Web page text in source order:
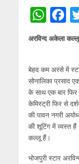
W
h
at
A
p
p
F
e
b
o
o
k
अरविन्द अकेला
बेहद कम अरसे में
सोनालिका प्रसाद
के साथ एक बार फिर
केमिस्ट्री फिर से
की पावन नगरी
की शूटिंग में व्यस्त
कल्लू हैं।
भोजपुरी स्टार